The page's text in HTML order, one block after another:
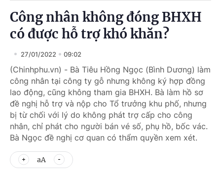
Công nhân không đóng BHXH
có được hỗ trợ khó khăn?
27/01/2022 09:02
(Chinhphu.vn) - Bà Tiêu Hồng Ngọc (Bình Dương) làm
công nhân tại công ty gỗ nhưng không ký hợp đồng
lao động, cũng không tham gia BHXH. Bà làm hồ sơ
đề nghị hỗ trợ và nộp cho Tổ trưởng khu phố, nhưng
bị từ chối với lý do không phát trợ cấp cho công
nhân, chỉ phát cho người bán vé số, phụ hồ, bốc vác.
Bà Ngọc đề nghị cơ quan có thẩm quyền xem xét.
aA